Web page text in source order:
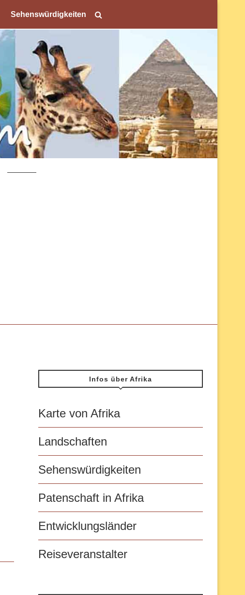
Sehenswürdigkeiten
Infos über Afrika
Karte von Afrika
Landschaften
Sehenswürdigkeiten
Patenschaft in Afrika
Entwicklungsländer
Reiseveranstalter